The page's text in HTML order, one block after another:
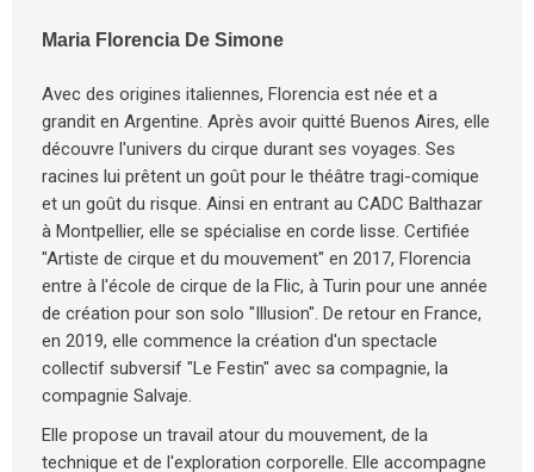
Maria Florencia De Simone
Avec des origines italiennes, Florencia est née et a
grandit en Argentine. Après avoir quitté Buenos Aires, elle
découvre l'univers du cirque durant ses voyages. Ses
racines lui prêtent un goût pour le théâtre tragi-comique
et un goût du risque. Ainsi en entrant au CADC Balthazar
à Montpellier, elle se spécialise en corde lisse. Certifiée
"Artiste de cirque et du mouvement" en 2017, Florencia
entre à l'école de cirque de la Flic, à Turin pour une année
de création pour son solo "Illusion". De retour en France,
en 2019, elle commence la création d'un spectacle
collectif subversif "Le Festin" avec sa compagnie, la
compagnie Salvaje.
Elle propose un travail atour du mouvement, de la
technique et de l'exploration corporelle. Elle accompagne